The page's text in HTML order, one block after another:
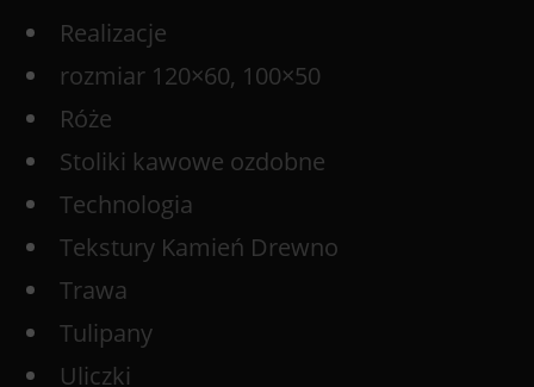
Realizacje
rozmiar 120×60, 100×50
Róże
Stoliki kawowe ozdobne
Technologia
Tekstury Kamień Drewno
Trawa
Tulipany
Uliczki